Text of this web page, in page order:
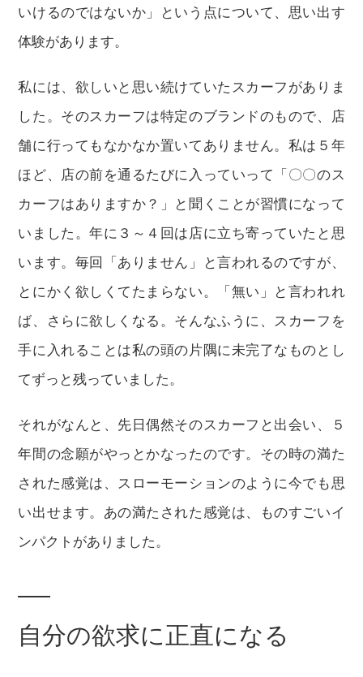
いけるのではないか」という点について、思い出す
体験があります。
私には、欲しいと思い続けていたスカーフがありま
した。そのスカーフは特定のブランドのもので、店
舗に行ってもなかなか置いてありません。私は５年
ほど、店の前を通るたびに入っていって「〇〇のス
カーフはありますか？」と聞くことが習慣になって
いました。年に３～４回は店に立ち寄っていたと思
います。毎回「ありません」と言われるのですが、
とにかく欲しくてたまらない。「無い」と言われれ
ば、さらに欲しくなる。そんなふうに、スカーフを
手に入れることは私の頭の片隅に未完了なものとし
てずっと残っていました。
それがなんと、先日偶然そのスカーフと出会い、５
年間の念願がやっとかなったのです。その時の満た
された感覚は、スローモーションのように今でも思
い出せます。あの満たされた感覚は、ものすごいイ
ンパクトがありました。
自分の欲求に正直になる